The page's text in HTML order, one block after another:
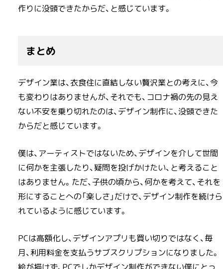
作りに没頭できたからだ、と感じています。
まとめ
デザイン業は、衣食住に直結しない贅沢業との考えに、今
も変わりはありませんが、それでも、コロナ禍の先の見え
ない不安を乗り切れたのは、デザイン制作に、没頭できた
からだと感じています。
僕は、アーティストではないため、デザインを介して世間
に何かを主張したり、疑問を投げかけたい、と考えること
はありません。ただ、子供の頃から、何かを考えて、それを
形にすることへの「楽しさ」だけで、デザイン制作を続けら
れているように感じています。
PCは高額化し、デザインアプリも買い切りではなく、毎
月、利用料金を支払うサブスクリプションになりました。